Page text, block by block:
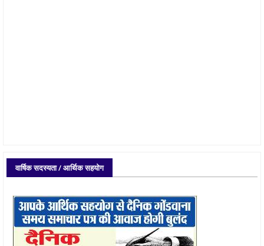
वार्षिक सदस्यता / आर्थिक सहयोग